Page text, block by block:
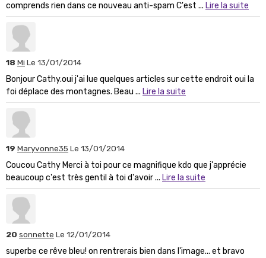
comprends rien dans ce nouveau anti-spam C'est ... Lire la suite
18 Mi Le 13/01/2014
Bonjour Cathy.oui j'ai lue quelques articles sur cette endroit oui la
foi déplace des montagnes. Beau ... Lire la suite
19 Maryvonne35 Le 13/01/2014
Coucou Cathy Merci à toi pour ce magnifique kdo que j'apprécie
beaucoup c'est très gentil à toi d'avoir ... Lire la suite
20 sonnette Le 12/01/2014
superbe ce rêve bleu! on rentrerais bien dans l'image... et bravo